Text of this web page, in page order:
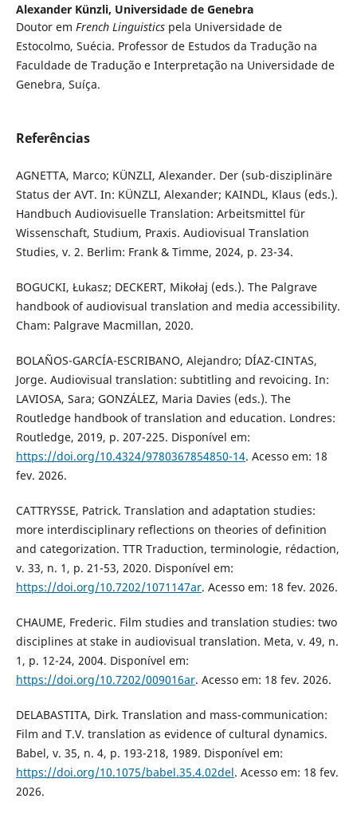
Alexander Künzli, Universidade de Genebra
Doutor em French Linguisticspela Universidade de
Estocolmo, Suécia. Professor de Estudos da Tradução na
Faculdade de Tradução e Interpretação na Universidade de
Genebra, Suíça.
Referências
AGNETTA, Marco; KÜNZLI, Alexander. Der (sub-disziplinäre
Status der AVT. In: KÜNZLI, Alexander; KAINDL, Klaus (eds.).
Handbuch Audiovisuelle Translation: Arbeitsmittel für
Wissenschaft, Studium, Praxis. Audiovisual Translation
Studies, v. 2. Berlim: Frank & Timme, 2024, p. 23-34.
BOGUCKI, Łukasz; DECKERT, Mikołaj (eds.). The Palgrave
handbook of audiovisual translation and media accessibility.
Cham: Palgrave Macmillan, 2020.
BOLAÑOS-GARCÍA-ESCRIBANO, Alejandro; DÍAZ-CINTAS,
Jorge. Audiovisual translation: subtitling and revoicing. In:
LAVIOSA, Sara; GONZÁLEZ, Maria Davies (eds.). The
Routledge handbook of translation and education. Londres:
Routledge, 2019, p. 207-225. Disponível em:
https://doi.org/10.4324/9780367854850-14. Acesso em: 18
fev. 2026.
CATTRYSSE, Patrick. Translation and adaptation studies:
more interdisciplinary reflections on theories of definition
and categorization. TTR Traduction, terminologie, rédaction,
v. 33, n. 1, p. 21-53, 2020. Disponível em:
https://doi.org/10.7202/1071147ar. Acesso em: 18 fev. 2026.
CHAUME, Frederic. Film studies and translation studies: two
disciplines at stake in audiovisual translation. Meta, v. 49, n.
1, p. 12-24, 2004. Disponível em:
https://doi.org/10.7202/009016ar. Acesso em: 18 fev. 2026.
DELABASTITA, Dirk. Translation and mass-communication:
Film and T.V. translation as evidence of cultural dynamics.
Babel, v. 35, n. 4, p. 193-218, 1989. Disponível em:
https://doi.org/10.1075/babel.35.4.02del. Acesso em: 18 fev.
2026.